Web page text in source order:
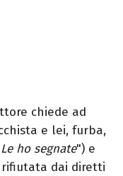
chiede ad
e lei, furba,
Le ho segnate") e
rifiutata dai diretti